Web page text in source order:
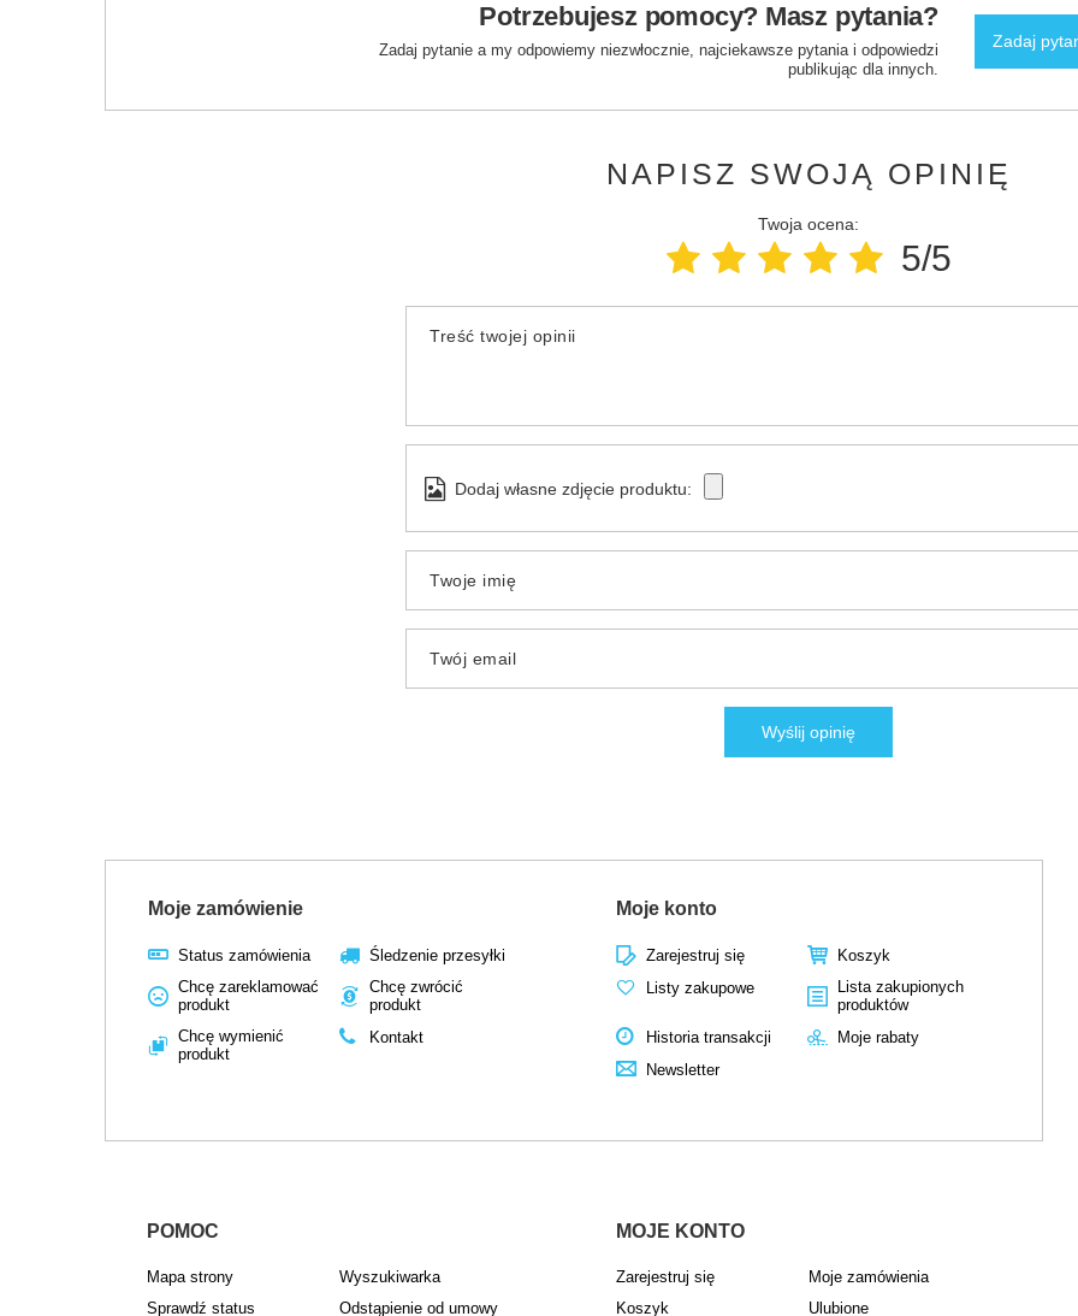
Potrzebujesz pomocy? Masz pytania?
Zadaj pytanie a my odpowiemy niezwłocznie, najciekawsze pytania i odpowiedzi
publikując dla innych.
Zadaj
NAPISZ SWOJĄ OPINIĘ
Twoja ocena:
5/5
Treść twojej opinii
Dodaj własne zdjęcie produktu:
Twoje imię
Twój email
Wyślij opinię
Moje zamówienie
Status zamówienia
Śledzenie przesyłki
Chcę zareklamować
produkt
Chcę zwrócić
produkt
Chcę wymienić
produkt
Kontakt
Moje konto
Zarejestruj się
Koszyk
Listy zakupowe
Lista zakupionych
produktów
Historia transakcji
Moje rabaty
Newsletter
POMOC
Mapa strony
Wyszukiwarka
Sprawdź status
Odstąpienie od umowy
MOJE KONTO
Zarejestruj się
Moje zamówienia
Koszyk
Ulubione